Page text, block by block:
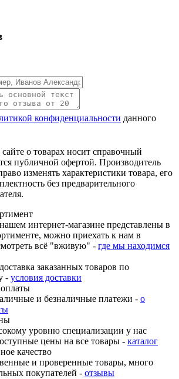
конфиденциальности данного
о товарах носит справочный
публичной офертой. Производитель
изменять характеристики товара, его
без предварительного
интернет-магазине представлены в
можно приехать к нам в
всё "вживую" - где мы находимся
заказанных товаров по
- условия доставки
и безналичные платежи - о
уровню специализации у нас
цены на все товары - каталог
качество
и проверенные товары, много
покупателей - отзывы